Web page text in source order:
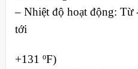
– Nhiệt độ hoạt động: Từ
tới
+131 ºF)